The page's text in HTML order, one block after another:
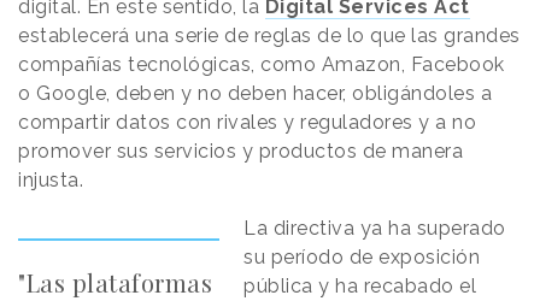
digital. En este sentido, la Digital Services Act
establecerá una serie de reglas de lo que las grandes
compañías tecnológicas, como Amazon, Facebook
o Google, deben y no deben hacer, obligándoles a
compartir datos con rivales y reguladores y a no
promover sus servicios y productos de manera
injusta.
"Las plataformas
La directiva ya ha superado
su período de exposición
pública y ha recabado el